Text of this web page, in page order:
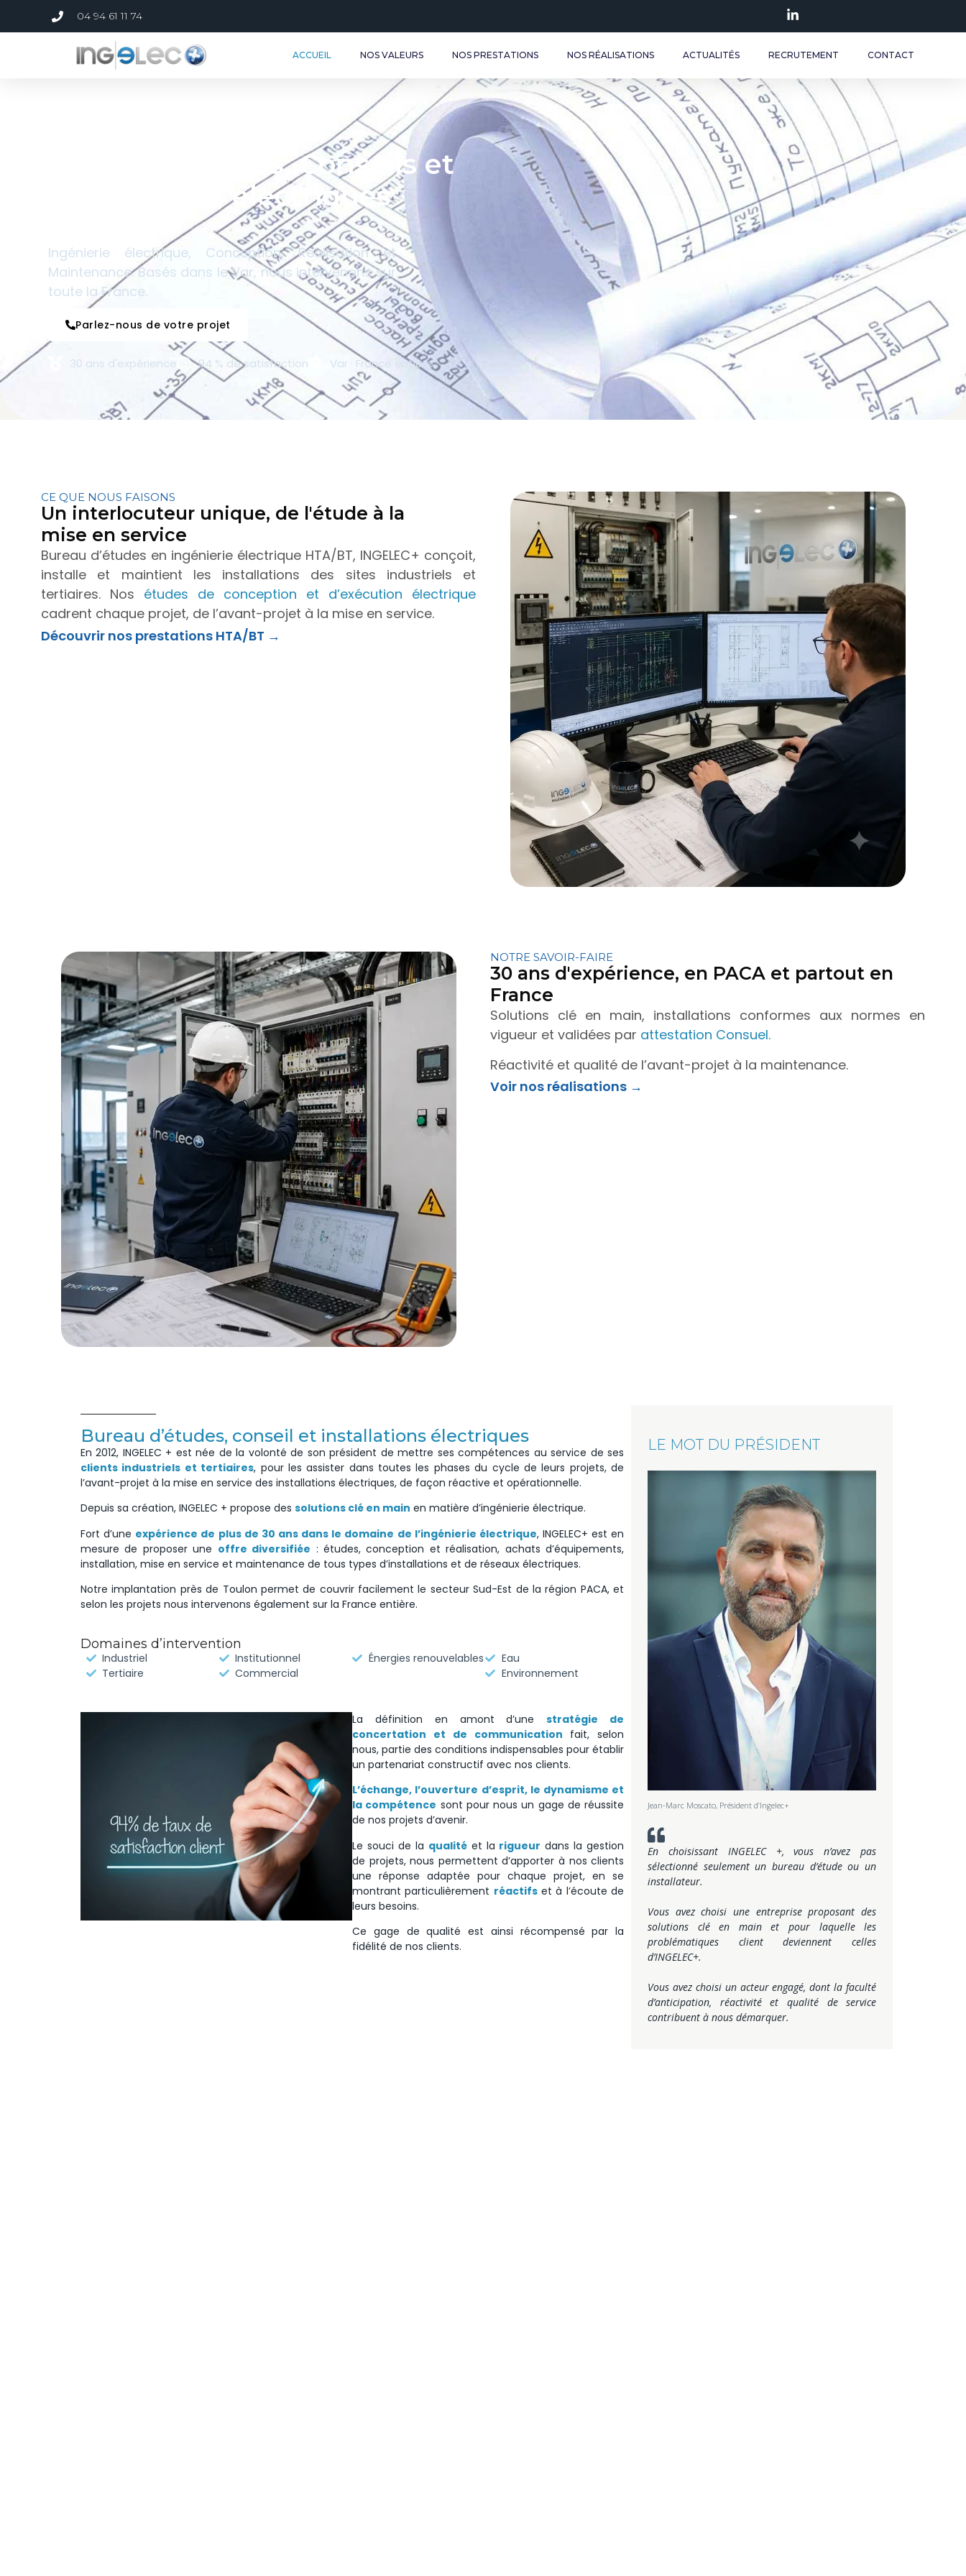
04 94 61 11 74
ACCUEIL NOS VALEURS NOS PRESTATIONS NOS RÉALISATIONS ACTUALITÉS RECRUTEMENT CONTACT
Bureau d’études, Conseils et
Installations électriques
Ingénierie électrique, Conception, Réalisation et
Maintenance. Basés dans le Var, nous intervenons sur
toute la France.
Parlez-nous de votre projet
30 ans d'expérience 94 % de satisfaction Var · France entière
CE QUE NOUS FAISONS
Un interlocuteur unique, de l'étude à la
mise en service
Bureau d’études en ingénierie électrique HTA/BT, INGELEC+ conçoit,
installe et maintient les installations des sites industriels et
tertiaires. Nos études de conception et d’exécution électrique
cadrent chaque projet, de l’avant-projet à la mise en service.
Découvrir nos prestations HTA/BT →
NOTRE SAVOIR-FAIRE
30 ans d'expérience, en PACA et partout en
France
Solutions clé en main, installations conformes aux normes en
vigueur et validées par attestation Consuel.
Réactivité et qualité de l’avant-projet à la maintenance.
Voir nos réalisations →
Bureau d’études, conseil et installations électriques
En 2012, INGELEC + est née de la volonté de son président de mettre ses compétences au service de ses
clients industriels et tertiaires, pour les assister dans toutes les phases du cycle de leurs projets, de
l’avant-projet à la mise en service des installations électriques, de façon réactive et opérationnelle.
Depuis sa création, INGELEC + propose des solutions clé en main en matière d’ingénierie électrique.
Fort d’une expérience de plus de 30 ans dans le domaine de l’ingénierie électrique, INGELEC+ est en
mesure de proposer une offre diversifiée : études, conception et réalisation, achats d’équipements,
installation, mise en service et maintenance de tous types d’installations et de réseaux électriques.
Notre implantation près de Toulon permet de couvrir facilement le secteur Sud-Est de la région PACA, et
selon les projets nous intervenons également sur la France entière.
Domaines d’intervention
Industriel
Tertiaire
Institutionnel
Commercial
Énergies renouvelables
Eau
Environnement
La définition en amont d’unestratégie de
concertation et de communication fait, selon
nous, partie des conditions indispensables pour établir
un partenariat constructif avec nos clients.
L’échange, l’ouverture d’esprit, le dynamisme et
la compétence sont pour nous un gage de réussite
de nos projets d’avenir.
Le souci de la qualitéet la rigueur dans la gestion
de projets, nous permettent d’apporter à nos clients
une réponse adaptée pour chaque projet, en se
montrant particulièrement réactifset à l’écoute de
leurs besoins.
Ce gage de qualité est ainsi récompensé par la
fidélité de nos clients.
LE MOT DU PRÉSIDENT
Jean-Marc Moscato, Président d’Ingelec+
En choisissant INGELEC +, vous n’avez pas
sélectionné seulement un bureau d’étude ou un
installateur.
Vous avez choisi une entreprise proposant des
solutions clé en main et pour laquelle les
problématiques client deviennent celles
d’INGELEC+.
Vous avez choisi un acteur engagé, dont la faculté
d’anticipation, réactivité et qualité de service
contribuent à nous démarquer.